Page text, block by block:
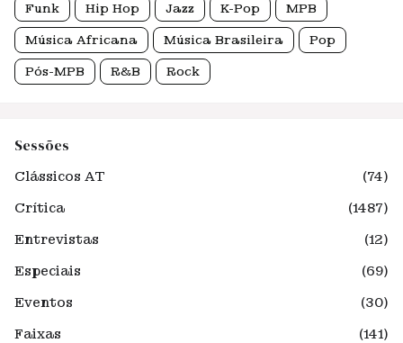
Funk Hip Hop Jazz K-Pop MPB
Música Africana Música Brasileira Pop
Pós-MPB R&B Rock
Sessões
Clássicos AT
(74)
Crítica
(1487)
Entrevistas
(12)
Especiais
(69)
Eventos
(30)
Faixas
(141)